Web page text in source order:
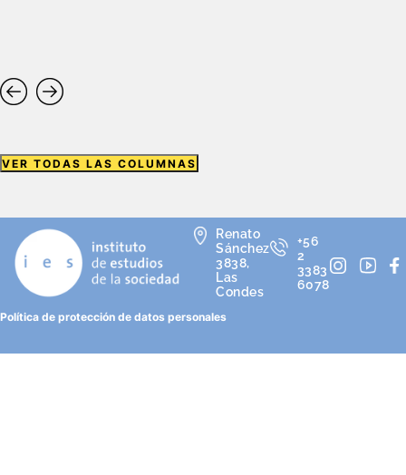
VER TODAS LAS COLUMNAS
Renato
Sánchez
3838,
Las
Condes
+56
2
3383
6078
Política de protección de datos personales